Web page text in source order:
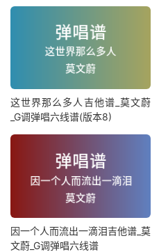
这世界那么多人吉他谱_莫文蔚
_G调弹唱六线谱(版本8)
因一个人而流出一滴泪吉他谱_莫
文蔚_G调弹唱六线谱